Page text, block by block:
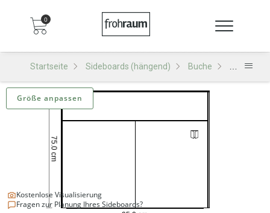
0
Startseite Sideboards (hängend) Buche SH501
Kostenlose Visualisierung
Fragen zur Planung Ihres Sideboards?
Größe anpassen